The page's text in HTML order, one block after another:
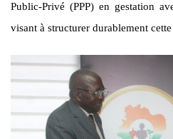
Public-Privé (PPP) en gestation
visant à structurer durablement